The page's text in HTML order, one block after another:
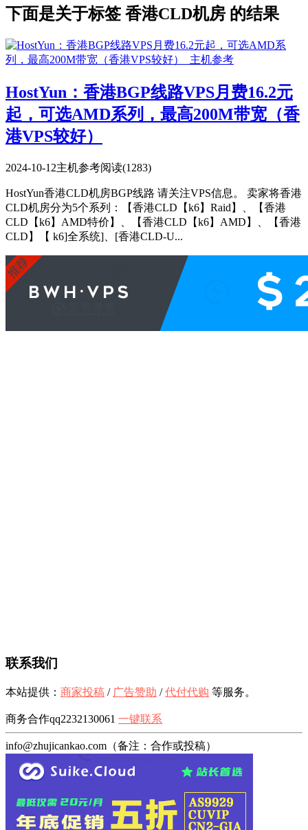
下面是关于标签 香港CLD机房 的结果
HostYun：香港BGP线路VPS月费16.2元
起，可选AMD系列，最高200M带宽（香
港VPS较好）
2024-10-12主机参考阅读(1283)
HostYun香港CLD机房BGP线路 请关注VPS信息。 卖家将香港
CLD机房分为5个系列：【香港CLD【k6】Raid】、【香港
CLD【k6】AMD特价】、【香港CLD【k6】AMD】、【香港
CLD】【 k6]全系统]、[香港CLD-U...
联系我们
本站提供： 商家投稿 / 广告赞助 /代付代购 等服务。
商务合作qq2232130061 一键联系
info@zhujicankao.com（备注：合作或投稿）